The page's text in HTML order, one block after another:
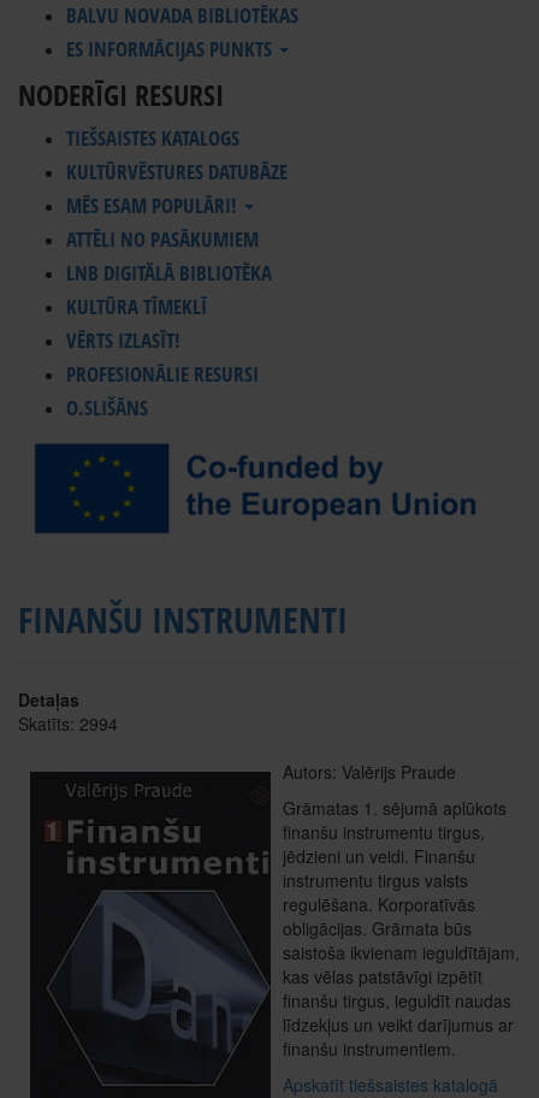
BALVU NOVADA BIBLIOTĒKAS
ES INFORMĀCIJAS PUNKTS
NODERĪGI RESURSI
TIEŠSAISTES KATALOGS
KULTŪRVĒSTURES DATUBĀZE
MĒS ESAM POPULĀRI!
ATTĒLI NO PASĀKUMIEM
LNB DIGITĀLĀ BIBLIOTĒKA
KULTŪRA TĪMEKLĪ
VĒRTS IZLASĪT!
PROFESIONĀLIE RESURSI
O.SLIŠĀNS
FINANŠU INSTRUMENTI
Detaļas
Skatīts: 2994
Autors: Valērijs Praude
Grāmatas 1. sējumā aplūkots
finanšu instrumentu tirgus,
jēdzieni un veidi. Finanšu
instrumentu tirgus valsts
regulēšana. Korporatīvās
obligācijas. Grāmata būs
saistoša ikvienam ieguldītājam,
kas vēlas patstāvīgi izpētīt
finanšu tirgus, ieguldīt naudas
līdzekļus un veikt darījumus ar
finanšu instrumentiem.
Apskatīt tiešsaistes katalogā